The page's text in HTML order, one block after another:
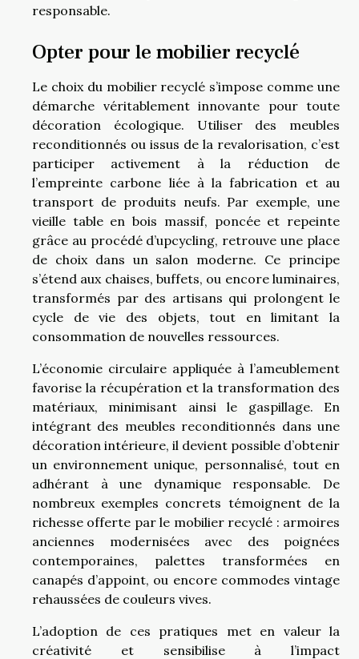
responsable.
Opter pour le mobilier recyclé
Le choix du mobilier recyclé s’impose comme une
démarche véritablement innovante pour toute
décoration écologique. Utiliser des meubles
reconditionnés ou issus de la revalorisation, c’est
participer activement à la réduction de
l’empreinte carbone liée à la fabrication et au
transport de produits neufs. Par exemple, une
vieille table en bois massif, poncée et repeinte
grâce au procédé d’upcycling, retrouve une place
de choix dans un salon moderne. Ce principe
s’étend aux chaises, buffets, ou encore luminaires,
transformés par des artisans qui prolongent le
cycle de vie des objets, tout en limitant la
consommation de nouvelles ressources.
L’économie circulaire appliquée à l’ameublement
favorise la récupération et la transformation des
matériaux, minimisant ainsi le gaspillage. En
intégrant des meubles reconditionnés dans une
décoration intérieure, il devient possible d’obtenir
un environnement unique, personnalisé, tout en
adhérant à une dynamique responsable. De
nombreux exemples concrets témoignent de la
richesse offerte par le mobilier recyclé : armoires
anciennes modernisées avec des poignées
contemporaines, palettes transformées en
canapés d’appoint, ou encore commodes vintage
rehaussées de couleurs vives.
L’adoption de ces pratiques met en valeur la
créativité et sensibilise à l’impact